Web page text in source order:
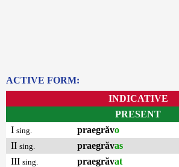
ACTIVE FORM:
INDICATIVE
PRESENT
I sing. praegrăvo
II sing. praegrăvas
III sing. praegrăvat